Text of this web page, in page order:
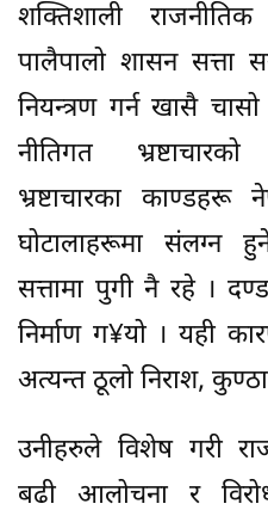
शक्तिशाली
पालैपालो शासन सत्ता
नियन्त्रण गर्न खासै
नीतिगत
भ्रष्टाचारका
घोटालाहरूमा संलग्न
सत्तामा पुगी नै रहे ।
निर्माण ग¥यो । यही
अत्यन्त ठूलो निराश,
उनीहरुले विशेष गरी
बढी आलोचना र